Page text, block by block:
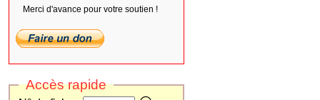
Merci d'avance pour votre soutien !
Accès rapide